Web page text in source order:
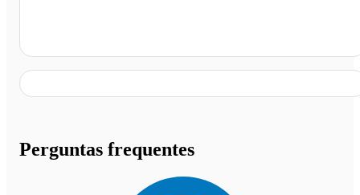
Perguntas frequentes